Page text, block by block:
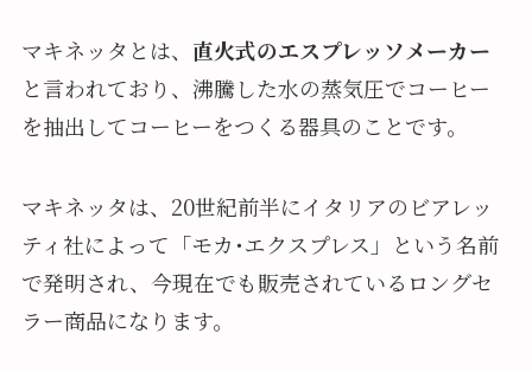
マキネッタとは、 直火式のエスプレッソメーカー
と言われており、沸騰した水の蒸気圧でコーヒー
を抽出してコーヒーをつくる器具のことです。
マキネッタは、20世紀前半にイタリアのビアレッ
ティ社によって「モカ･エクスプレス」という名前
で発明され、今現在でも販売されているロングセ
ラー商品になります。